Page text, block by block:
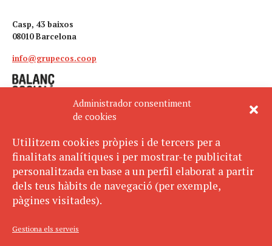
Administrador consentiment
de cookies
Utilitzem cookies pròpies i de tercers per a
finalitats analítiques i per mostrar-te publicitat
personalitzada en base a un perfil elaborat a partir
dels teus hàbits de navegació (per exemple,
pàgines visitades).
Gestiona els serveis
Casp, 43 baixos
08010 Barcelona
info@grupecos.coop
Avís legal
Política de privacitat
Política de cookies
SUBSCRIU-TE
AL BUTLLETÍ